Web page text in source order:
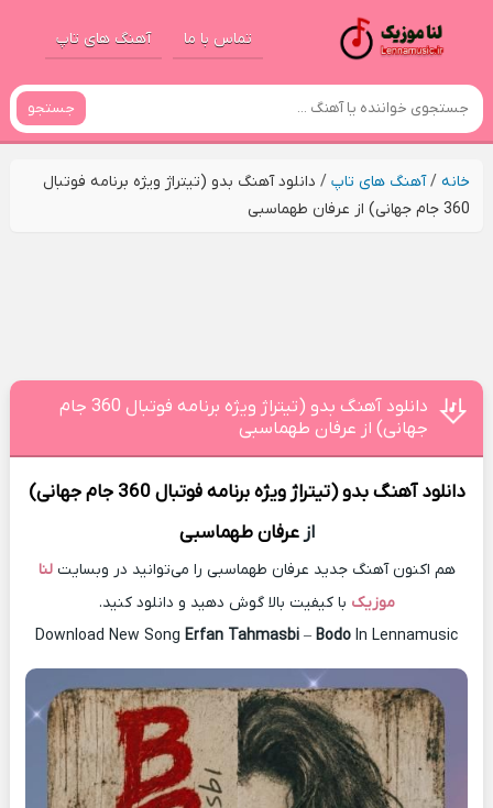
تماس با ما آهنگ های تاپ
جستجو
خانه/آهنگ های تاپ/ دانلود آهنگ بدو (تیتراژ ویژه برنامه فوتبال
360 جام جهانی) از عرفان طهماسبی
دانلود آهنگ بدو (تیتراژ ویژه برنامه فوتبال 360 جام
جهانی) از عرفان طهماسبی
دانلود آهنگ بدو (تیتراژ ویژه برنامه فوتبال 360 جام جهانی)
ازعرفان طهماسبی
هم اکنون آهنگ جدید عرفان طهماسبی را می‌توانید در وبسایتلنا
موزیک با کیفیت بالا گوش دهید و دانلود کنید.
Download New Song Erfan Tahmasbi – Bodo In Lennamusic